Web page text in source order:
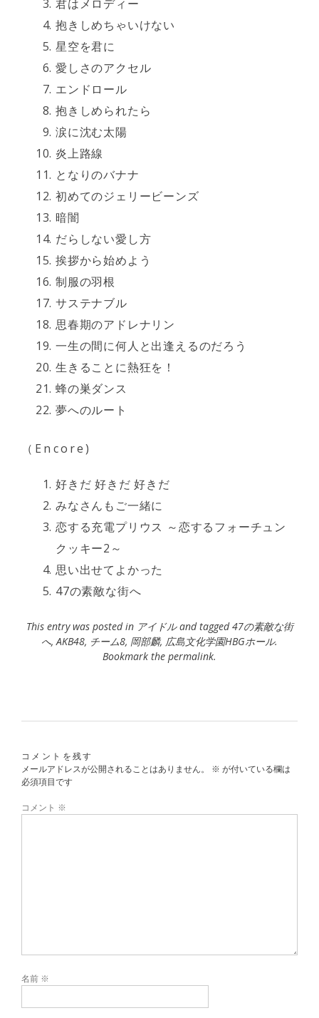
君はメロディー
抱きしめちゃいけない
星空を君に
愛しさのアクセル
エンドロール
抱きしめられたら
涙に沈む太陽
炎上路線
となりのバナナ
初めてのジェリービーンズ
暗闇
だらしない愛し方
挨拶から始めよう
制服の羽根
サステナブル
思春期のアドレナリン
一生の間に何人と出逢えるのだろう
生きることに熱狂を！
蜂の巣ダンス
夢へのルート
（Encore)
好きだ 好きだ 好きだ
みなさんもご一緒に
恋する充電プリウス ～恋するフォーチュン
クッキー2～
思い出せてよかった
47の素敵な街へ
This entry was posted in アイドルand tagged47の素敵な街
へ,AKB48, チーム8, 岡部麟, 広島文化学園HBGホール.
Bookmark the permalink.
コメントを残す
メールアドレスが公開されることはありません。
※ が付いている欄は
必須項目です
コメント ※
名前 ※